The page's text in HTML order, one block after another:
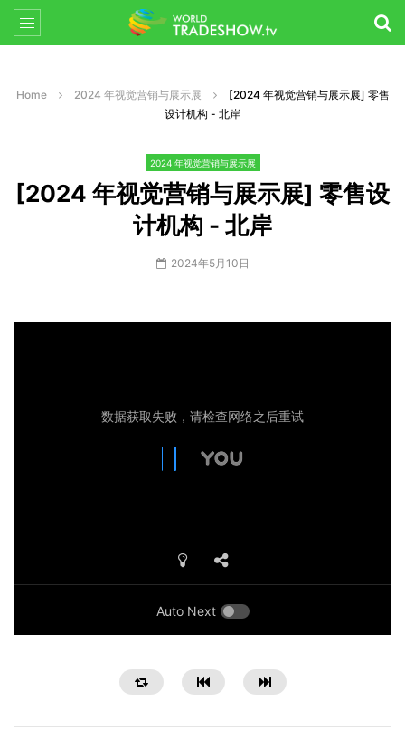
Home 2024 年视觉营销与展示展
[2024 年视觉营销与展示展] 零售
设计机构 - 北岸
2024 年视觉营销与展示展
[2024 年视觉营销与展示展] 零售设
计机构 - 北岸
2024年5月10日
Auto Next